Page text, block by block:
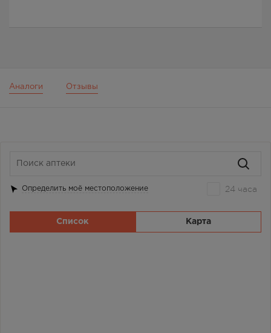
Аналоги Отзывы
Определить моё местоположение 24 часа
Список Карта